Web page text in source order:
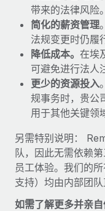
带来的法律风险。
简化的薪资管理
法规变更时仍履
降低成本。 在埃
可避免进行法人
更少的资源投入
规事务时，贵公
用于其他关键领
另需特别说明：
队，因此无需依赖
员工体验。我们的
支持）均由内部团队
如需了解更多并亲自